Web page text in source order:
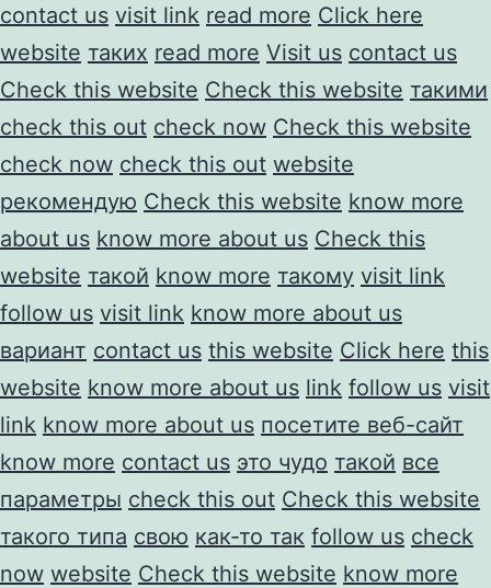
contact us visit link read more Click here
website таких read more Visit us contact us
Check this website Check this website такими
check this out check now Check this website
check now check this out website
рекомендую Check this website know more
about us know more about us Check this
website такой know more такому visit link
follow us visit link know more about us
вариант contact us this website Click here this
website know more about us link follow us visit
link know more about us посетите веб-сайт
know more contact us это чудо такой все
параметры check this out Check this website
такого типа свою как-то так follow us check
now website Check this website know more